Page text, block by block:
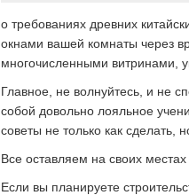
о требованиях древних
окнами вашей комнаты через
многочисленными витринами,
Главное, не волнуйтесь, и не
собой довольно лояльное
советы не только как
Все оставляем на своих местах
Если вы планируете